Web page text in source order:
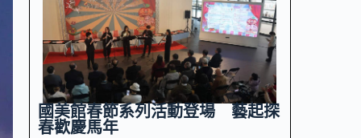
國美館春節系列活動登場 藝起探
春歡慶馬年